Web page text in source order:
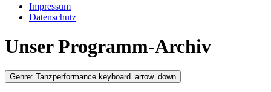
Impressum
Datenschutz
Unser Programm-Archiv
Genre: Tanzperformance keyboard_arrow_down